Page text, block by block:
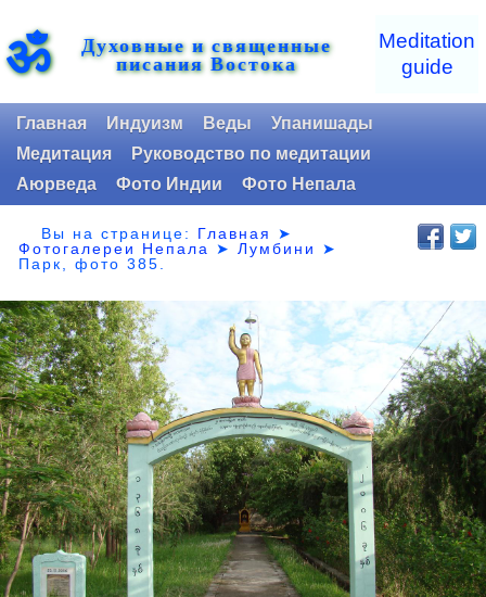
ॐ Духовные и священные
писания Востока
Meditation
guide
Главная Индуизм Веды
Упанишады
Медитация
Руководство по медитации
Аюрведа
Фото Индии Фото Непала
Вы на странице: Главная
➤
Фотогалереи Непала
➤Лумбини
➤
Парк,фото 385.